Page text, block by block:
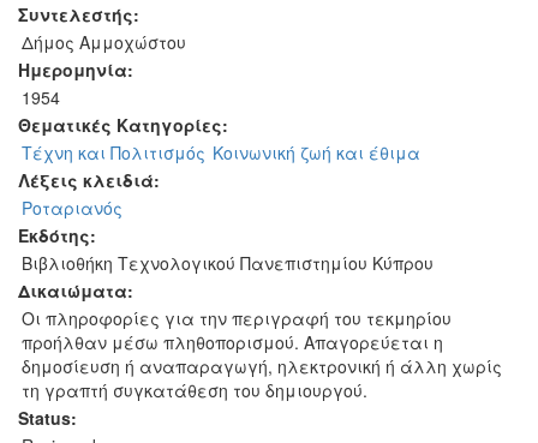
Συντελεστής:
Δήμος Αμμοχώστου
Ημερομηνία:
1954
Θεματικές Κατηγορίες:
Τέχνη και Πολιτισμός Κοινωνική ζωή και έθιμα
Λέξεις κλειδιά:
Ροταριανός
Εκδότης:
Βιβλιοθήκη Τεχνολογικού Πανεπιστημίου Κύπρου
Δικαιώματα:
Οι πληροφορίες για την περιγραφή του τεκμηρίου
προήλθαν μέσω πληθοπορισμού. Απαγορεύεται η
δημοσίευση ή αναπαραγωγή, ηλεκτρονική ή άλλη χωρίς
τη γραπτή συγκατάθεση του δημιουργού.
Status: